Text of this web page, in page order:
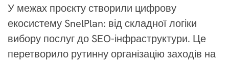
У межах проєкту створили цифрову
екосистему SnelPlan: від складної логіки
вибору послуг до SEO-інфраструктури. Це
перетворило рутинну організацію заходів на